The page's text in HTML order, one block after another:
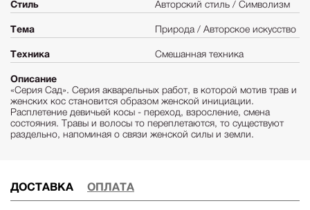
Стиль Авторский стиль / Символизм
Тема Природа / Авторское искусство
Техника Смешанная техника
Описание
«Серия Сад». Серия акварельных работ, в которой мотив трав и
женских кос становится образом женской инициации.
Расплетение девичьей косы - переход, взросление, смена
состояния. Травы и волосы то переплетаются, то существуют
раздельно, напоминая о связи женской силы и земли.
ДОСТАВКА ОПЛАТА